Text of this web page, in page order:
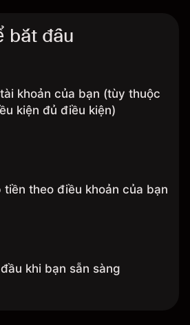
bắt đầu
tài khoản của bạn (tùy thuộc
kiện đủ điều kiện)
tiền theo điều khoản của bạn
khi bạn sẵn sàng